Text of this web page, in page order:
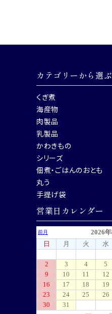
カテゴリーから選ぶ
くぎ煮
海産物
肉製品
乳製品
かわきもの
シリーズ
佃煮・ごはんのおとも
丸う
手提げ袋
営業日カレンダー